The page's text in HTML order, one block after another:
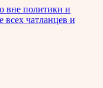
вне политики и
чатланцев и